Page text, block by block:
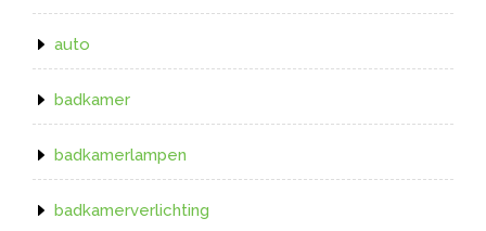
auto
badkamer
badkamerlampen
badkamerverlichting